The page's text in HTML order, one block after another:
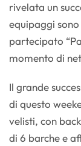
rivelata un
equipaggi
partecipato
momento di
Il grande
di questo
velisti, con
di 6 barche e